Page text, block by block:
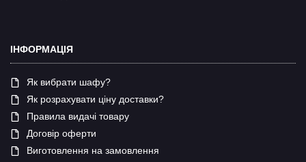
ІНФОРМАЦІЯ
Як вибрати шафу?
Як розрахувати ціну доставки?
Правила видачі товару
Договір оферти
Виготовлення на замовлення